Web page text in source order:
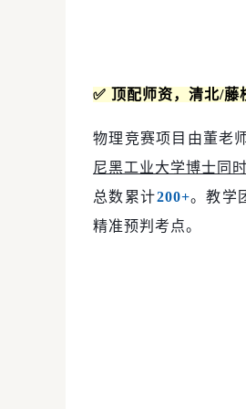
✅ 顶配师资，清北/藤
物理竞赛项目由董老
尼黑工业大学博士同
总数累计200+。教学
精准预判考点。